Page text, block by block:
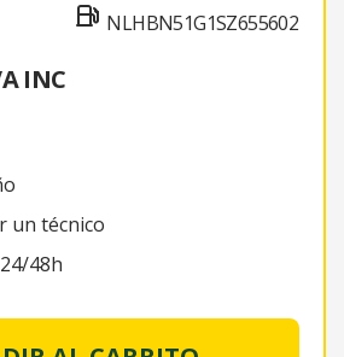
NLHBN51G1SZ655602
INC
un técnico
48h